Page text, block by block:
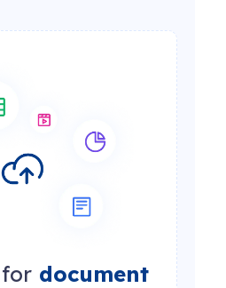
document